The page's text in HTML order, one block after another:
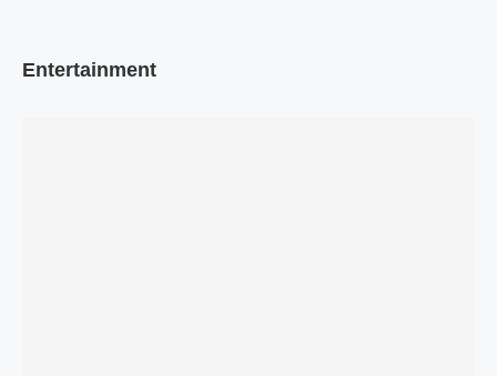
Entertainment